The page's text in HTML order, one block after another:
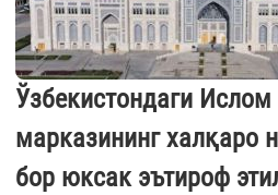
Ўзбекистондаги
марказининг халқаро
бор юксак эътироф